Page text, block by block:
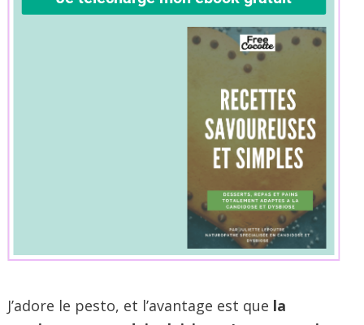
J’adore le pesto, et l’avantage est que la